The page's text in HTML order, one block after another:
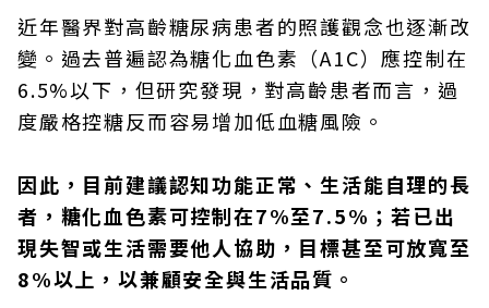
近年醫界對高齡糖尿病患者的照護觀念也逐漸改
變。過去普遍認為糖化血色素（A1C）應控制在
6.5%以下，但研究發現，對高齡患者而言，過
度嚴格控糖反而容易增加低血糖風險。
因此，目前建議認知功能正常、生活能自理的長
者，糖化血色素可控制在7%至7.5%；若已出
現失智或生活需要他人協助，目標甚至可放寬至
8%以上，以兼顧安全與生活品質。